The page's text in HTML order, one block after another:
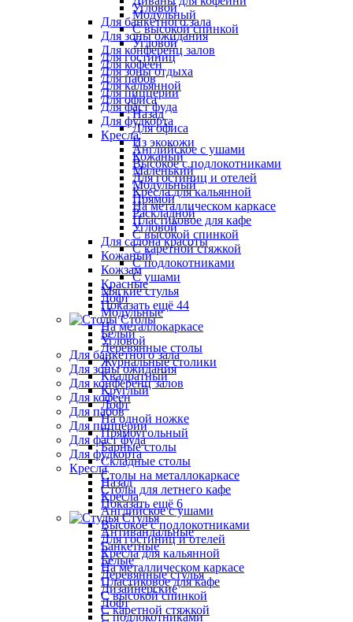
Угловой
Для банкетного зала
Для зоны ожидания
Для конференц залов
Для кофеен
Для пабов
Для пиццерии
Для фаст фуда
Для фудкорта
Кресла
Английское с ушами
Высокое с подлокотниками
Для гостиниц и отелей
Кресла для кальянной
На металлическом каркасе
Пластиковое для кафе
С высокой спинкой
С каретной стяжкой
С подлокотниками
С ушами
Мягкие стулья
Показать ещё 44
Столы
Белый
Деревянные столы
Журнальные столики
Квадратный
Круглый
Лофт
На одной ножке
Прямоугольный
Барные столы
Складные столы
Столы на металлокаркасе
Столы для летнего кафе
Показать ещё 6
Стулья
Антивандальные
Банкетные
Белые
Деревянные стулья
Дизайнерские
Лофт
С подлокотниками
Модульный
С высокой спинкой
Угловой
Для гостиниц
Для зоны отдыха
Для кальянной
Для офиса
Назад
Для офиса
Из экокожи
Кожаный
Маленький
Модульный
Прямой
Раскладной
Угловой
Для салона красоты
Кожаный
Кожзам
Красные
Лофт
Модульные
На металлокаркасе
Угловой
Для банкетного зала
Для зоны ожидания
Для конференц залов
Для кофеен
Для пабов
Для пиццерии
Для фаст фуда
Для фудкорта
Кресла
Назад
Кресла
Английское с ушами
Высокое с подлокотниками
Для гостиниц и отелей
Кресла для кальянной
На металлическом каркасе
Пластиковое для кафе
С высокой спинкой
С каретной стяжкой